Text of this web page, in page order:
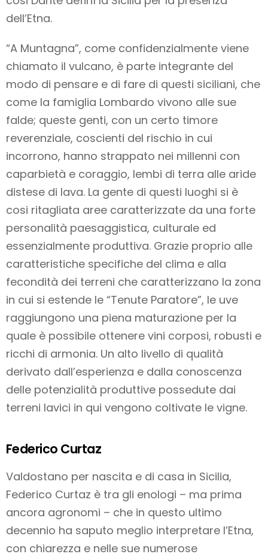
dell’Etna.
“A Muntagna”, come confidenzialmente viene
chiamato il vulcano, è parte integrante del
modo di pensare e di fare di questi siciliani, che
come la famiglia Lombardo vivono alle sue
falde; queste genti, con un certo timore
reverenziale, coscienti del rischio in cui
incorrono, hanno strappato nei millenni con
caparbietà e coraggio, lembi di terra alle aride
distese di lava. La gente di questi luoghi si è
cosi ritagliata aree caratterizzate da una forte
personalità paesaggistica, culturale ed
essenzialmente produttiva. Grazie proprio alle
caratteristiche specifiche del clima e alla
fecondità dei terreni che caratterizzano la zona
in cui si estende le “Tenute Paratore”, le uve
raggiungono una piena maturazione per la
quale è possibile ottenere vini corposi, robusti e
ricchi di armonia. Un alto livello di qualità
derivato dall’esperienza e dalla conoscenza
delle potenzialità produttive possedute dai
terreni lavici in qui vengono coltivate le vigne.
Federico Curtaz
Valdostano per nascita e di casa in Sicilia,
Federico Curtaz è tra gli enologi – ma prima
ancora agronomi – che in questo ultimo
decennio ha saputo meglio interpretare l’Etna,
con chiarezza e nelle sue numerose